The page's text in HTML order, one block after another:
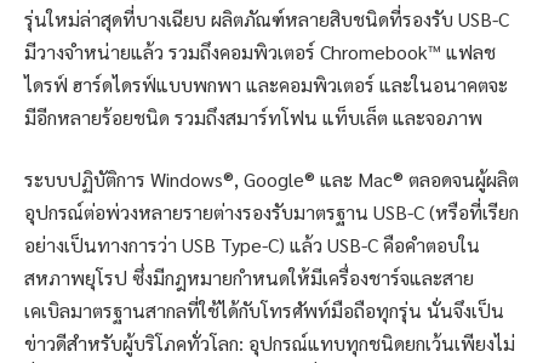
รุ่นใหม่ล่าสุดที่บางเฉียบ ผลิตภัณฑ์หลายสิบชนิดที่รองรับ USB-C
มีวางจำหน่ายแล้ว รวมถึงคอมพิวเตอร์ Chromebook™ แฟลช
ไดรฟ์ ฮาร์ดไดรฟ์แบบพกพา และคอมพิวเตอร์ และในอนาคตจะ
มีอีกหลายร้อยชนิด รวมถึงสมาร์ทโฟน แท็บเล็ต และจอภาพ
ระบบปฏิบัติการ Windows®, Google® และ Mac® ตลอดจนผู้ผลิต
อุปกรณ์ต่อพ่วงหลายรายต่างรองรับมาตรฐาน USB-C (หรือที่เรียก
อย่างเป็นทางการว่า USB Type-C) แล้ว USB-C คือคำตอบใน
สหภาพยุโรป ซึ่งมีกฎหมายกำหนดให้มีเครื่องชาร์จและสาย
เคเบิลมาตรฐานสากลที่ใช้ได้กับโทรศัพท์มือถือทุกรุ่น นั่นจึงเป็น
ข่าวดีสำหรับผู้บริโภคทั่วโลก: อุปกรณ์แทบทุกชนิดยกเว้นเพียงไม่